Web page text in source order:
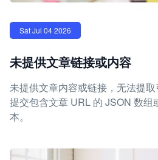
Sat Jul 04 2026
未提供文章链接或内容
未提供文章内容或链接，无法提
提交包含文章 URL 的 JSON 数组
本。